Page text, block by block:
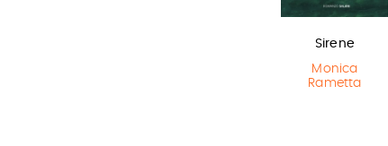
Sirene
Monica
Rametta